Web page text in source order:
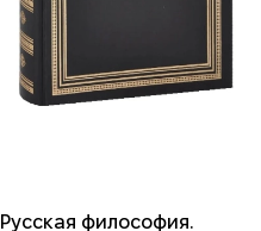
Русская философия.